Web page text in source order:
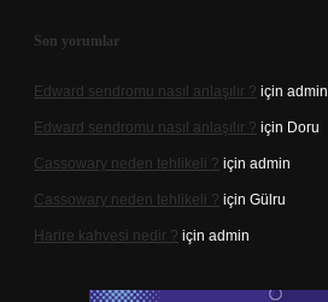
Son yorumlar
Edward sendromu nasıl anlaşılır ? için admin
Edward sendromu nasıl anlaşılır ? için Doru
Cassowary neden tehlikeli ? için admin
Cassowary neden tehlikeli ? için Gülru
Harire kahvesi nedir ? için admin